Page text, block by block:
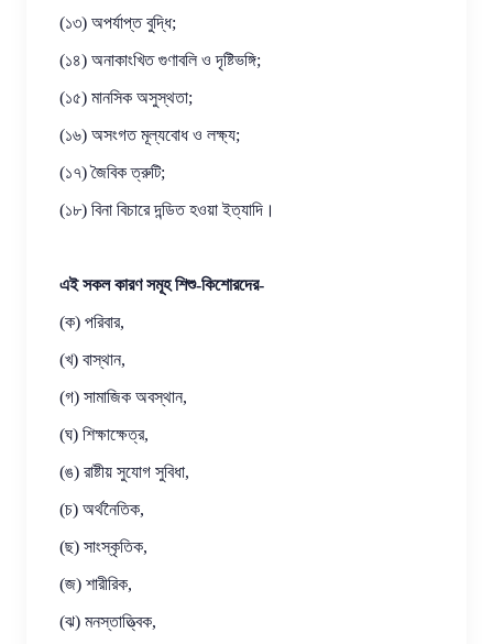
(১৩) অপর্যাপ্ত বুদ্ধি;
(১৪) অনাকাংখিত গুণাবলি ও দৃষ্টিভঙ্গি;
(১৫) মানসিক অসুস্থতা;
(১৬) অসংগত মূল্যবোধ ও লক্ষ্য;
(১৭) জৈবিক ত্রুটি;
(১৮) বিনা বিচারে দন্ডিত হওয়া ইত্যাদি।
এই সকল কারণ সমূহ শিশু-কিশোরদের-
(ক) পরিবার,
(খ) বাস্থান,
(গ) সামাজিক অবস্থান,
(ঘ) শিক্ষাক্ষেত্র,
(ঙ) রাষ্টীয় সুযোগ সুবিধা,
(চ) অর্থনৈতিক,
(ছ) সাংস্কৃতিক,
(জ) শারীরিক,
(ঝ) মনস্তাত্ত্বিক,